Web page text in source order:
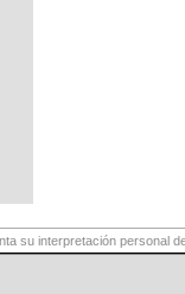
su interpretación personal